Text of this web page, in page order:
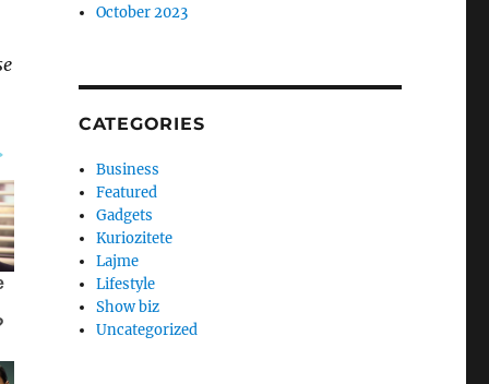
October 2023
CATEGORIES
Business
Featured
Gadgets
Kuriozitete
Lajme
Lifestyle
Show biz
Uncategorized